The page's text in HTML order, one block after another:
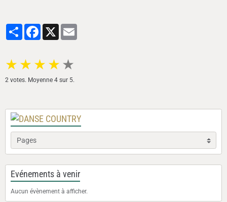
PartagerFacebook
★ ★ ★ ★ ★
2 votes. Moyenne 4 sur 5.
Evénements à venir
Aucun évènement à afficher.